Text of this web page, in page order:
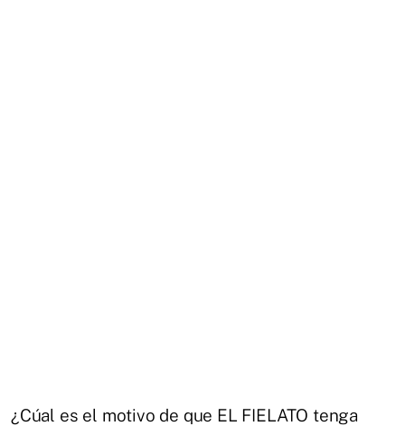
¿Cúal es el motivo de que EL FIELATO tenga